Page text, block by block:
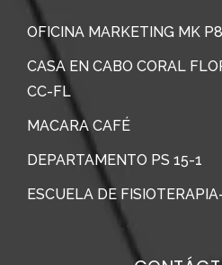
OFICINA MARKETING MK P8
CASA EN CABO CORAL
CC-FL
MACARA CAFÉ
DEPARTAMENTO PS 15-1
ESCUELA DE